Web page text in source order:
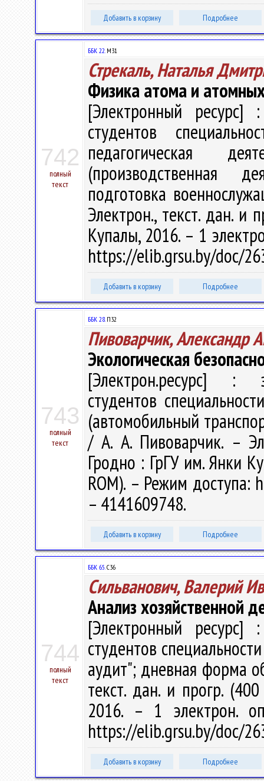
Добавить в корзину Подробнее
742
полный
текст
ББК 22.М31
Стрекаль, Наталья
Физика атома и
[Электронный ресурс]
студентов
педагогическая
(производственная
подготовка
Электрон., текст. дан. и
Купалы, 2016. – 1
https://elib.grsu.by/doc/
Добавить в корзину Подробнее
743
полный
текст
ББК 28.П32
Пивоварчик, Александр
Экологическая
[Электрон.ресурс] :
студентов
(автомобильный
/ А. А. Пивоварчик. –
Гродно : ГрГУ им. Янки
ROM). – Режим доступа:
– 4141609748.
Добавить в корзину Подробнее
744
полный
текст
ББК 65.С36
Сильванович, Валерий
Анализ хозяйственной
[Электронный ресурс]
студентов
аудит"; дневная форма
текст. дан. и прогр.
2016. – 1 электрон.
https://elib.grsu.by/doc/
Добавить в корзину Подробнее